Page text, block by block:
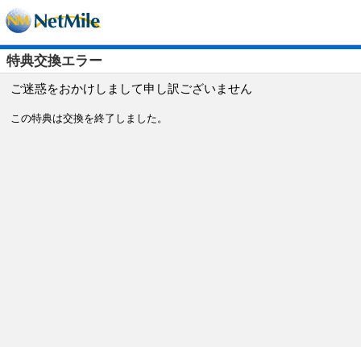
特典交換エラー
ご迷惑をおかけしまして申し訳ございません
この特典は交換を終了しました。